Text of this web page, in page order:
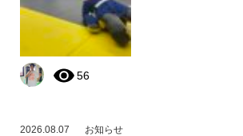
56
2026.08.07 お知らせ